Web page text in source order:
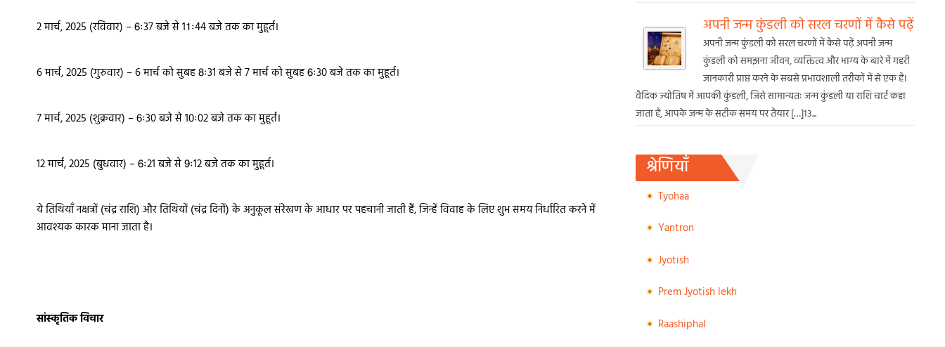
2 मार्च, 2025 (रविवार) – 6ः37 बजे से 11ः44 बजे तक का मुहूर्त।
6 मार्च, 2025 (गुरुवार) – 6 मार्च को सुबह 8ः31 बजे से 7 मार्च को सुबह 6ः30 बजे तक का मुहूर्त।
7 मार्च, 2025 (शुक्रवार) – 6ः30 बजे से 10ः02 बजे तक का मुहूर्त।
12 मार्च, 2025 (बुधवार) – 6ः21 बजे से 9ः12 बजे तक का मुहूर्त।
ये तिथियाँ नक्षत्रों (चंद्र राशि) और तिथियों (चंद्र दिनों) के अनुकूल संरेखण के आधार पर पहचानी जाती हैं, जिन्हें विवाह के लिए शुभ समय निर्धारित करने में
आवश्यक कारक माना जाता है।
सांस्कृतिक विचार
अपनी जन्म कुंडली को सरल चरणों में कैसे पढ़ें
अपनी जन्म कुंडली को सरल चरणों में कैसे पढ़ें अपनी जन्म
कुंडली को समझना जीवन, व्यक्तित्व और भाग्य के बारे में गहरी
जानकारी प्राप्त करने के सबसे प्रभावशाली तरीकों में से एक है।
वैदिक ज्योतिष में आपकी कुंडली, जिसे सामान्यतः जन्म कुंडली या राशि चार्ट कहा
जाता है, आपके जन्म के सटीक समय पर तैयार […]13...
श्रेणियाँ
Tyohaa
Yantron
Jyotish
Prem Jyotish lekh
Raashiphal